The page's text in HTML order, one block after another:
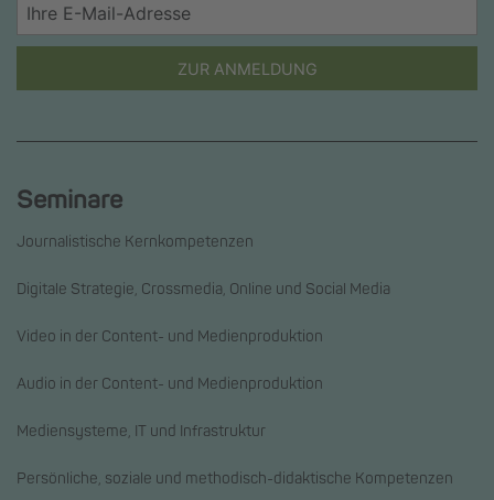
ZUR ANMELDUNG
Seminare
Journalistische Kernkompetenzen
Digitale Strategie, Crossmedia, Online und Social Media
Video in der Content- und Medienproduktion
Audio in der Content- und Medienproduktion
Mediensysteme, IT und Infrastruktur
Persönliche, soziale und methodisch-didaktische Kompetenzen